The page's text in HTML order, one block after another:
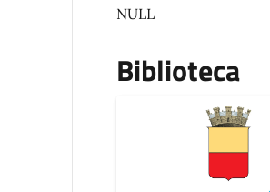
NULL
Biblioteca